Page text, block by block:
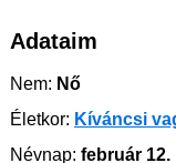
Adataim
Nem: Nő
Életkor: Kíváncsi
Névnap: február 12.